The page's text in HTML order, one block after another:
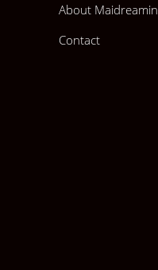
About Maidreamin
Contact